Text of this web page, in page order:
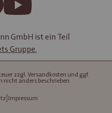
GmbH ist ein Teil
Gruppe.
zzgl. Versandkosten und ggf.
nicht anders beschrieben
Impressum